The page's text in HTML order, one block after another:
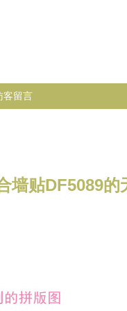
客留言
墙贴DF5089的